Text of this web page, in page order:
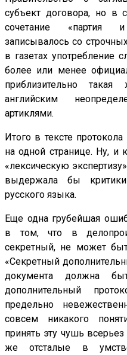
субъект договора, но в
сочетание «партия
записывалось со
в газетах употребление
более или менее
приблизительно
английским
артиклями.
Итого в тексте
на одной странице. Ну, и
«лексическую
выдержала бы
русского языка.
Еще одна грубейшая
в том, что в
секретный, не может
«Секретный
документа должна
дополнительный
предельно
совсем никакого
принять эту чушь
же отсталые в